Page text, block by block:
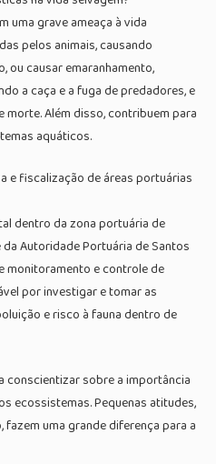
uma grave ameaça à vida
pelos animais, causando
ou causar emaranhamento,
a caça e a fuga de predadores, e
Além disso, contribuem para
aquáticos.
e fiscalização de áreas portuárias
dentro da zona portuária de
Autoridade Portuária de Santos
monitoramento e controle de
por investigar e tomar as
e risco à fauna dentro de
conscientizar sobre a importância
ecossistemas. Pequenas atitudes,
uma grande diferença para a